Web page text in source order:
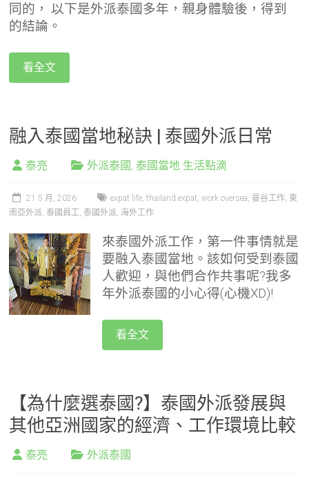
同的， 以下是外派泰國多年，親身體驗後，得到
的結論。
看全文
融入泰國當地秘訣 | 泰國外派日常
泰亮 外派泰國,泰國當地 生活點滴
21 5 月, 2026 expat life,thailand expat,work oversea, 曼谷工作, 東
南亞外派,泰國員工,泰國外派, 海外工作
來泰國外派工作，第一件事情就是
要融入泰國當地。該如何受到泰國
人歡迎，與他們合作共事呢?我多
年外派泰國的小心得(心機XD)!
看全文
【為什麼選泰國?】泰國外派發展與
其他亞洲國家的經濟、工作環境比較
泰亮 外派泰國